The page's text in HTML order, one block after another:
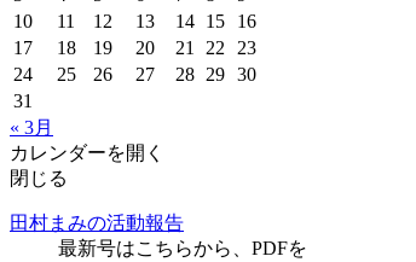
10
11 12 13 14 15
16
17
18 19 20 21 22
23
24
25 26 27 28 29 30
31
« 3月
カレンダーを開く
閉じる
田村まみの活動報告
最新号はこちらから、PDFを